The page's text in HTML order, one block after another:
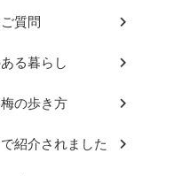
質問
る暮らし
の歩き方
紹介されました